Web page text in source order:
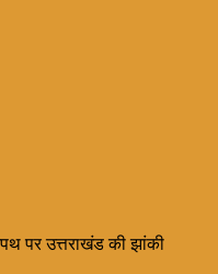
पर उत्तराखंड की झांकी